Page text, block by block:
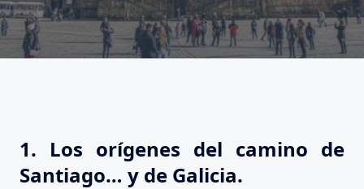
1. Los orígenes del camino de
Santiago… y de Galicia.